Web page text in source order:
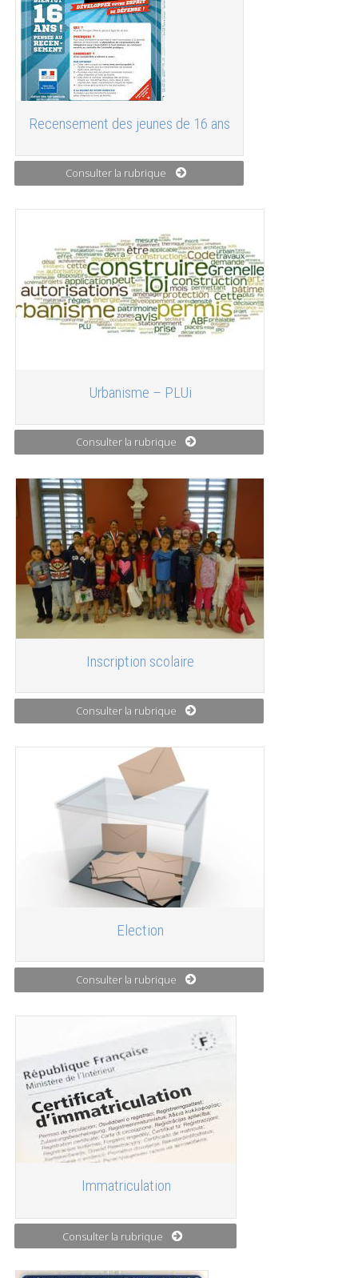
Recensement des jeunes de 16 ans
Consulter la rubrique
Urbanisme – PLUi
Consulter la rubrique
Inscription scolaire
Consulter la rubrique
Election
Consulter la rubrique
Immatriculation
Consulter la rubrique